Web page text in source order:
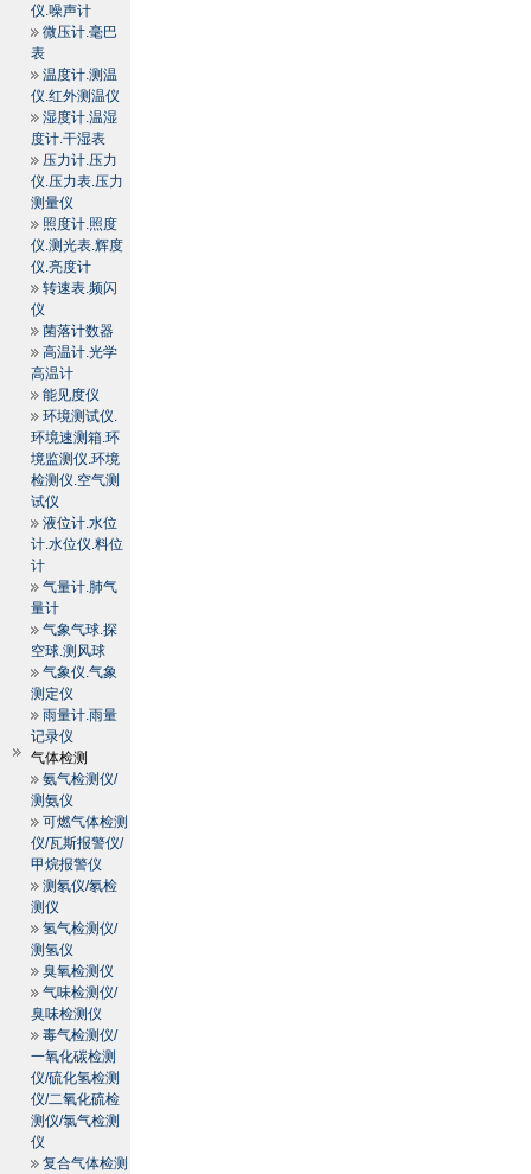
仪.噪声计
微压计.毫巴
表
温度计.测温
仪.红外测温仪
湿度计.温湿
度计.干湿表
压力计.压力
仪.压力表.压力
测量仪
照度计.照度
仪.测光表.辉度
仪.亮度计
转速表.频闪
仪
菌落计数器
高温计.光学
高温计
能见度仪
环境测试仪.
环境速测箱.环
境监测仪.环境
检测仪.空气测
试仪
液位计.水位
计.水位仪.料位
计
气量计.肺气
量计
气象气球.探
空球.测风球
气象仪.气象
测定仪
雨量计.雨量
记录仪
气体检测
氨气检测仪/
测氨仪
可燃气体检测
仪/瓦斯报警仪/
甲烷报警仪
测氡仪/氡检
测仪
氢气检测仪/
测氢仪
臭氧检测仪
气味检测仪/
臭味检测仪
毒气检测仪/
一氧化碳检测
仪/硫化氢检测
仪/二氧化硫检
测仪/氯气检测
仪
复合气体检测